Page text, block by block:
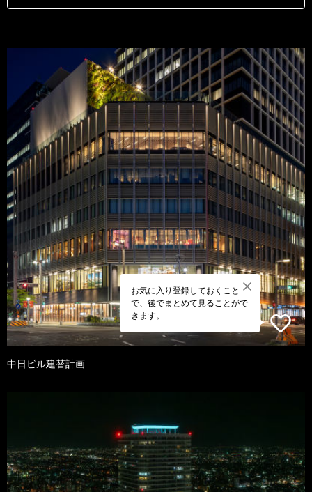
お気に入り登録しておくこと
で、後でまとめて見ることがで
きます。
中日ビル建替計画